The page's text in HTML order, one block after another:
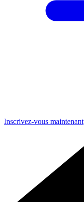
Inscrivez-vous maintenant